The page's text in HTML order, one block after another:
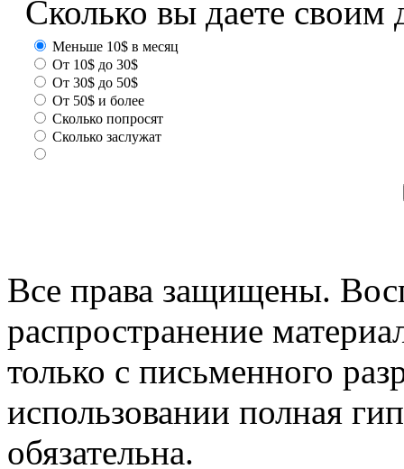
Сколько вы даете своим
Меньше 10$ в месяц
От 10$ до 30$
От 30$ до 50$
От 50$ и более
Сколько попросят
Сколько заслужат
Все права защищены.
распространение
только с письменного
использовании полная
обязательна.